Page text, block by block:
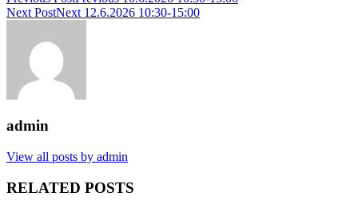
Next PostNext 12.6.2026 10:30-15:00
admin
View all posts by admin
RELATED POSTS